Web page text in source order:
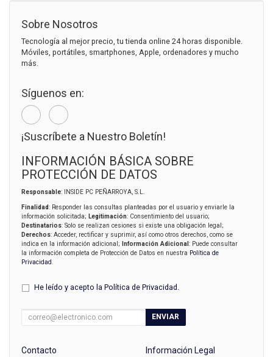
Sobre Nosotros
Tecnología al mejor precio, tu tienda online 24 horas disponible.
Móviles, portátiles, smartphones, Apple, ordenadores y mucho
más.
Síguenos en:
¡Suscríbete a Nuestro Boletín!
INFORMACIÓN BÁSICA SOBRE
PROTECCIÓN DE DATOS
Responsable: INSIDE PC PEÑARROYA, S.L.
Finalidad: Responder las consultas planteadas por el usuario y enviarle la
información solicitada; Legitimación: Consentimiento del usuario;
Destinatarios: Solo se realizan cesiones si existe una obligación legal;
Derechos: Acceder, rectificar y suprimir, así como otros derechos, como se
indica en la información adicional;
Información Adicional : Puede consultar
la información completa de Protección de Datos en nuestra Política de
Privacidad
He leído y acepto la Política de Privacidad
ENVIAR
Contacto Información Legal